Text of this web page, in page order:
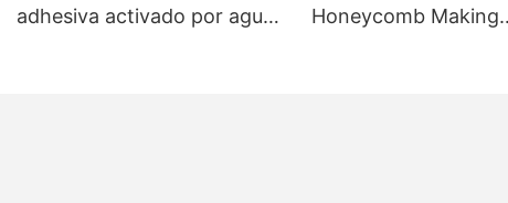
adhesiva activado por agua
Honeycomb Making